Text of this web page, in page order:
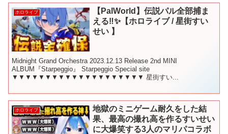
ホロライブ
【PalWorld】伝説パル全部捕ま
える‼✨【ホロライブ / 星街すい
せい 】
Midnight Grand Orchestra 2023.12.13 Release 2nd MINI
ALBUM『Starpeggio』 Starpeggio Special site
▼▼▼▼▼▼▼▼▼▼▼▼▼▼▼▼▼▼▼▼ 星街すい...
ホロライブ
地獄のミニゲーム耐久をした結
果、最高の撮れ高を作るすいせい
に大爆笑する3人のマリパコラボ